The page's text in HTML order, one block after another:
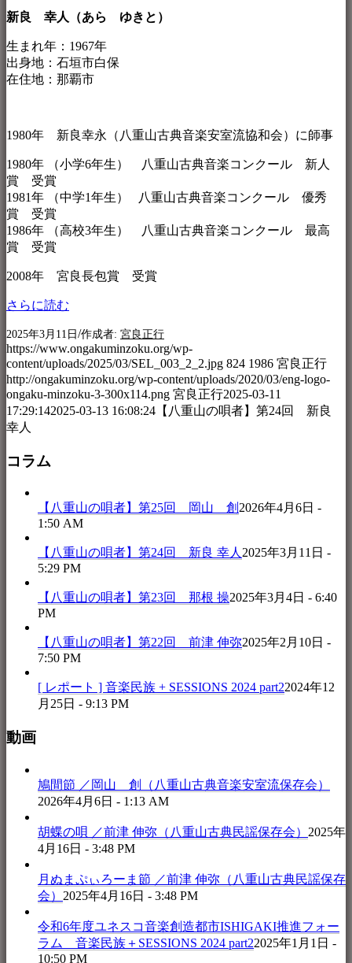
新良 幸人（あら ゆきと）
生まれ年：1967年
出身地：石垣市白保
在住地：那覇市
1980年 新良幸永（八重山古典音楽安室流協和会）に師事
1980年 （小学6年生） 八重山古典音楽コンクール 新人
賞 受賞
1981年 （中学1年生） 八重山古典音楽コンクール 優秀
賞 受賞
1986年 （高校3年生） 八重山古典音楽コンクール 最高
賞 受賞
2008年 宮良長包賞 受賞
さらに読む
2025年3月11日 /作成者: 宮良正行
https://www.ongakuminzoku.org/wp-
content/uploads/2025/03/SEL_003_2_2.jpg 824 1986 宮良正行
http://ongakuminzoku.org/wp-content/uploads/2020/03/eng-logo-
ongaku-minzoku-3-300x114.png 宮良正行2025-03-11
17:29:142025-03-13 16:08:24 【八重山の唄者】第24回 新良
幸人
コラム
【八重山の唄者】第25回 岡山 創2026年4月6日 -
1:50 AM
【八重山の唄者】第24回 新良 幸人2025年3月11日 -
5:29 PM
【八重山の唄者】第23回 那根 操2025年3月4日 - 6:40
PM
【八重山の唄者】第22回 前津 伸弥2025年2月10日 -
7:50 PM
[ レポート ] 音楽民族 + SESSIONS 2024 part22024年12
月25日 - 9:13 PM
動画
鳩間節 ／岡山 創（八重山古典音楽安室流保存会）
2026年4月6日 - 1:13 AM
胡蝶の唄 ／前津 伸弥（八重山古典民謡保存会） 2025年
4月16日 - 3:48 PM
月ぬまぷぃろーま節 ／前津 伸弥（八重山古典民謡保存
会） 2025年4月16日 - 3:48 PM
令和6年度ユネスコ音楽創造都市ISHIGAKI推進フォー
ラム 音楽民族＋SESSIONS 2024 part22025年1月1日 -
10:50 PM